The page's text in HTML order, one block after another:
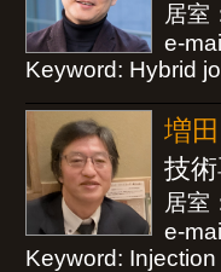
居室
e-
Keyword: Hybrid
増
技
居室
e-
Keyword: